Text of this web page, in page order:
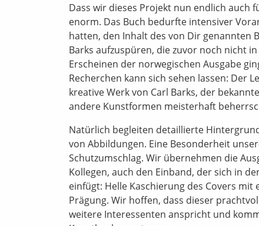
Dass wir dieses Projekt nun endlich auch
enorm. Das Buch bedurfte intensiver
hatten, den Inhalt des von Dir genannten
Barks aufzuspüren, die zuvor noch nicht
Erscheinen der norwegischen Ausgabe
Recherchen kann sich sehen lassen: Der
kreative Werk von Carl Barks, der
andere Kunstformen meisterhaft
Natürlich begleiten detaillierte
von Abbildungen. Eine Besonderheit
Schutzumschlag. Wir übernehmen die
Kollegen, auch den Einband, der sich in
einfügt: Helle Kaschierung des Covers
Prägung. Wir hoffen, dass dieser
weitere Interessenten anspricht und